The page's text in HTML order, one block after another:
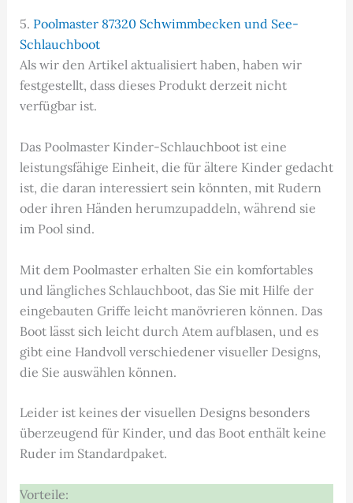
5. Poolmaster 87320 Schwimmbecken und See-
Schlauchboot
Als wir den Artikel aktualisiert haben, haben wir
festgestellt, dass dieses Produkt derzeit nicht
verfügbar ist.
Das Poolmaster Kinder-Schlauchboot ist eine
leistungsfähige Einheit, die für ältere Kinder gedacht
ist, die daran interessiert sein könnten, mit Rudern
oder ihren Händen herumzupaddeln, während sie
im Pool sind.
Mit dem Poolmaster erhalten Sie ein komfortables
und längliches Schlauchboot, das Sie mit Hilfe der
eingebauten Griffe leicht manövrieren können. Das
Boot lässt sich leicht durch Atem aufblasen, und es
gibt eine Handvoll verschiedener visueller Designs,
die Sie auswählen können.
Leider ist keines der visuellen Designs besonders
überzeugend für Kinder, und das Boot enthält keine
Ruder im Standardpaket.
Vorteile: